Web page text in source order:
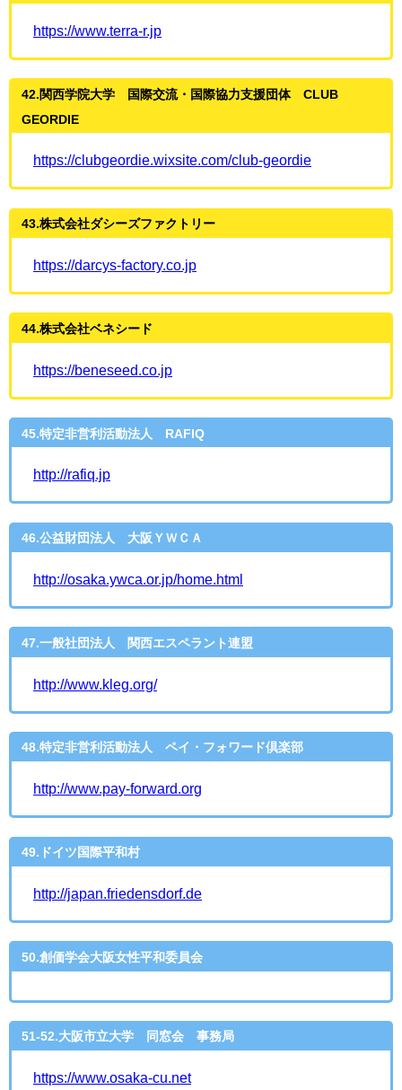
https://www.terra-r.jp
42.関西学院大学 国際交流・国際協力支援団体 CLUB
GEORDIE
https://clubgeordie.wixsite.com/club-geordie
43.株式会社ダシーズファクトリー
https://darcys-factory.co.jp
44.株式会社ベネシード
https://beneseed.co.jp
45.特定非営利活動法人 RAFIQ
http://rafiq.jp
46.公益財団法人 大阪ＹＷＣＡ
http://osaka.ywca.or.jp/home.html
47.一般社団法人 関西エスペラント連盟
http://www.kleg.org/
48.特定非営利活動法人 ペイ・フォワード倶楽部
http://www.pay-forward.org
49.ドイツ国際平和村
http://japan.friedensdorf.de
50.創価学会大阪女性平和委員会
51-52.大阪市立大学 同窓会 事務局
https://www.osaka-cu.net